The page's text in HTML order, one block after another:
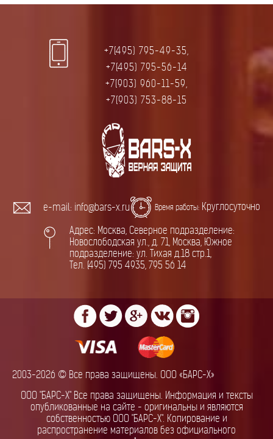
e-mail: info@bars-x.ru Время работы: Круглосуточно
Адрес: Москва, Северное подразделение:
Новослободская ул., д. 71, Москва, Южное
подразделение: ул. Тихая д.18 стр.1,
Тел. (495) 795 4935, 795 56 14
+7(495) 795-49-35,
+7(495) 795-56-14
+7(903) 960-11-59,
+7(903) 753-88-15
2003-2026 © Все права защищены. ООО «БАРС-Х»
ООО "БАРС-Х" Все права защищены. Информация и тексты
опубликованные на сайте - оригинальны и являются
собственностью ООО "БАРС-Х". Копирование и
распространение материалов без официального